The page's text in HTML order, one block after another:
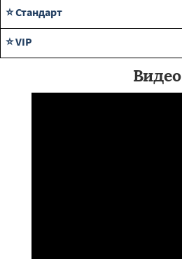
⭐ Стандарт
⭐ VIP
Видео